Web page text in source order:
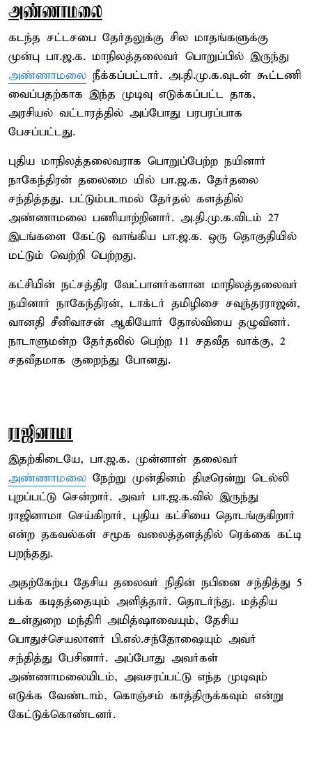
அண்ணாமலை
கடந்த சட்டசபை தேர்தலுக்கு சில மாதங்களுக்கு
முன்பு பா.ஜ.க. மாநிலத்தலைவர் பொறுப்பில் இருந்து
அண்ணாமலை நீக்கப்பட்டார். அ.தி.மு.க.வுடன் கூட்டணி
வைப்பதற்காக இந்த முடிவு எடுக்கப்பட்ட தாக,
அரசியல் வட்டாரத்தில் அப்போது பரபரப்பாக
பேசப்பட்டது.
புதிய மாநிலத்தலைவராக பொறுப்பேற்ற நயினார்
நாகேந்திரன் தலைமை யில் பா.ஜ.க. தேர்தலை
சந்தித்தது. பட்டும்படாமல் தேர்தல் களத்தில்
அண்ணாமலை பணியாற்றினார். அ.தி.மு.க.விடம் 27
இடங்களை கேட்டு வாங்கிய பா.ஜ.க. ஒரு தொகுதியில்
மட்டும் வெற்றி பெற்றது.
கட்சியின் நட்சத்திர வேட்பாளர்களான மாநிலத்தலைவர்
நயினார் நாகேந்திரன், டாக்டர் தமிழிசை சவுந்தரராஜன்,
வானதி சீனிவாசன் ஆகியோர் தோல்வியை தழுவினர்.
நாடாளுமன்ற தேர்தலில் பெற்ற 11 சதவீத வாக்கு, 2
சதவீதமாக குறைந்து போனது.
ராஜினாமா
இதற்கிடையே, பா.ஜ.க. முன்னாள் தலைவர்
அண்ணாமலை நேற்று முன்தினம் திடீரென்று டெல்லி
புறப்பட்டு சென்றார். அவர் பா.ஜ.க.வில் இருந்து
ராஜினாமா செய்கிறார், புதிய கட்சியை தொடங்குகிறார்
என்ற தகவல்கள் சமூக வலைத்தளத்தில் ரெக்கை கட்டி
பறந்தது.
அதற்கேற்ப தேசிய தலைவர் நிதின் நபினை சந்தித்து 5
பக்க கடிதத்தையும் அளித்தார். தொடர்ந்து. மத்திய
உள்துறை மந்திரி அமித்ஷாவையும், தேசிய
பொதுச்செயலாளர் பி.எல்.சந்தோஷையும் அவர்
சந்தித்து பேசினார். அப்போது அவர்கள்
அண்ணாமலையிடம், அவசரப்பட்டு எந்த முடிவும்
எடுக்க வேண்டாம், கொஞ்சம் காத்திருக்கவும் என்று
கேட்டுக்கொண்டனர்.